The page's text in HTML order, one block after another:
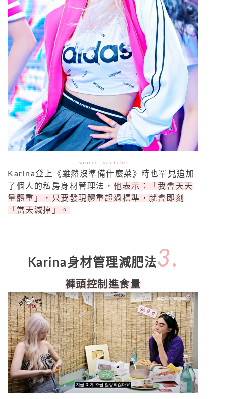
source: youtube
Karina登上《雖然沒準備什麼菜》時也罕見追加
了個人的私房身材管理法， 他表示：「我會天天
量體重」，只要發現體重超過標準，就會即刻
「當天減掉」。
Karina身材管理減肥法3.
褲頭控制進食量